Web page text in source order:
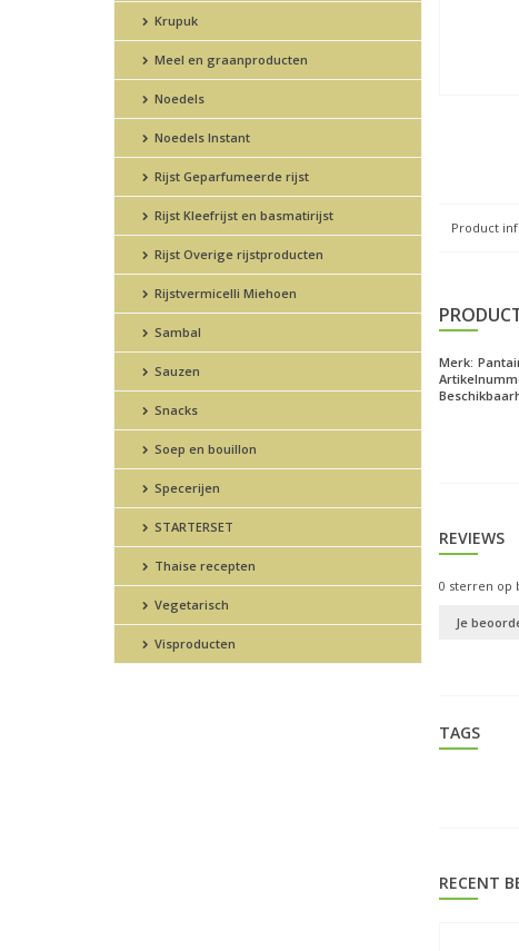
Krupuk
Meel en graanproducten
Noedels
Noedels Instant
Rijst Geparfumeerde rijst
Rijst Kleefrijst en basmatirijst
Rijst Overige rijstproducten
Rijstvermicelli Miehoen
Sambal
Sauzen
Snacks
Soep en bouillon
Specerijen
STARTERSET
Thaise recepten
Vegetarisch
Visproducten
Product
Merk:
REVIEWS
0 sterren op
Je
TAGS
RECENT